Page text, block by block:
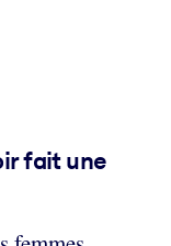
fait une